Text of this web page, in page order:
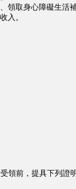
取身心障礙生活
入。
領前，提具下列